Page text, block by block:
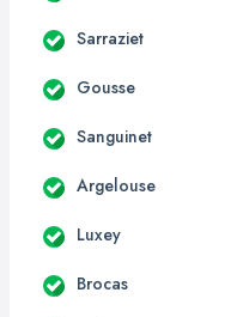
Sarraziet
Gousse
Sanguinet
Argelouse
Luxey
Brocas